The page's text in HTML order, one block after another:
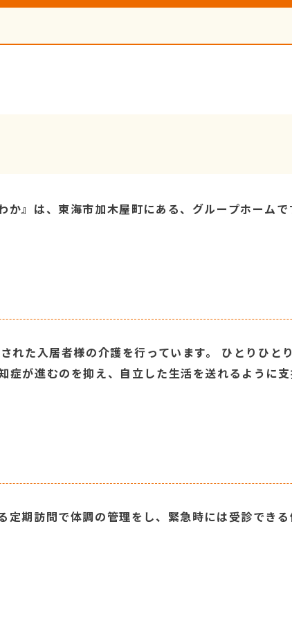
か』は、東海市加木屋町にある、グループホームで
れた入居者様の介護を行っています。 ひとりひと
症が進むのを抑え、自立した生活を送れるように
定期訪問で体調の管理をし、緊急時には受診でき